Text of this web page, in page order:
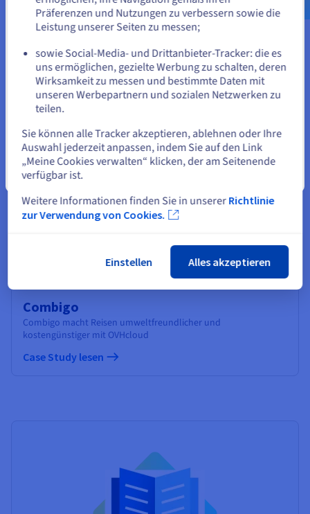
Informieren Sie sich in unseren Managed DBaaS Guides.
Managed MongoDB: Case Studys
Case Studys ansehen
CUX.io
CUX.io setzt auf maßgeschneiderte OVHcloud Lösungen für das
Combigo
Combigo macht Reisen umweltfreundlicher und
kostengünstiger mit OVHcloud
Case Study lesen
oder
Auf der aktuellen Website bleiben
Eine andere Website wählen
Präferenzen und Nutzungen zu verbessern sowie die
Leistung unserer Seiten zu messen;
sowie Social-Media- und Drittanbieter-Tracker: die es
uns ermöglichen, gezielte Werbung zu schalten, deren
Wirksamkeit zu messen und bestimmte Daten mit
unseren Werbepartnern und sozialen Netzwerken zu
teilen.
Sie können alle Tracker akzeptieren, ablehnen oder Ihre
Auswahl jederzeit anpassen, indem Sie auf den Link
„Meine Cookies verwalten“ klicken, der am Seitenende
verfügbar ist.
Weitere Informationen finden Sie in unserer Richtlinie
zur Verwendung von Cookies.
Einstellen Alles akzeptieren